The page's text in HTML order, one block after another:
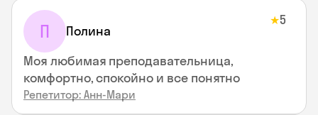
П Полина
★5
Моя любимая преподавательница,
комфортно, спокойно и все понятно
Репетитор: Анн-Мари